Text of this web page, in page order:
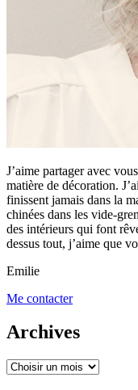
J’aime partager avec
matière de décoration.
finissent jamais dans la
chinées dans les vide-
des intérieurs qui font
dessus tout, j’aime que
Emilie
Me contacter
Archives